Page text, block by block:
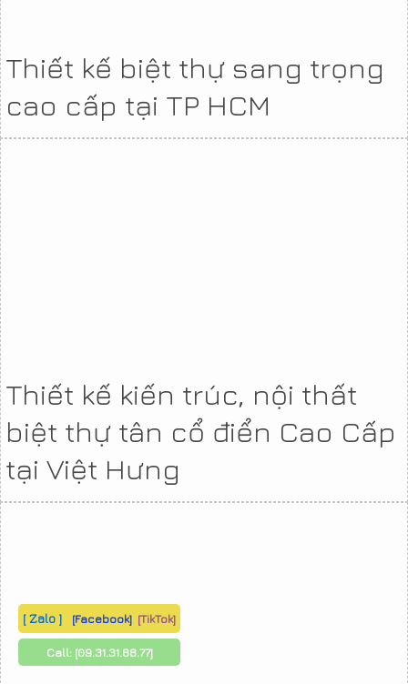
Thiết kế biệt thự sang trọng
cao cấp tại TP HCM
Thiết kế kiến trúc, nội thất
biệt thự tân cổ điển Cao Cấp
tại Việt Hưng
[ Zalo ] [Facebook] [TikTok]
Call: [09.31.31.88.77]